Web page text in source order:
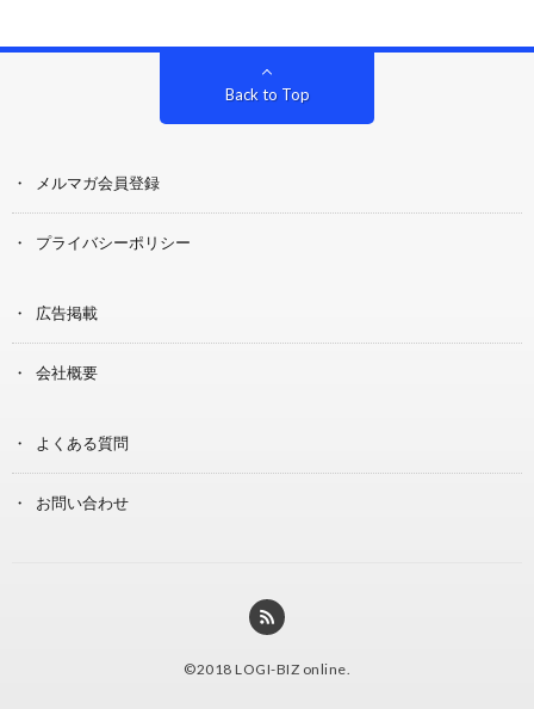
Back to Top
メルマガ会員登録
プライバシーポリシー
広告掲載
会社概要
よくある質問
お問い合わせ
©2018 LOGI-BIZ online.